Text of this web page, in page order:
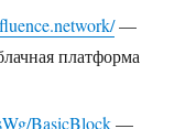
—
платформа
BasicBlock—